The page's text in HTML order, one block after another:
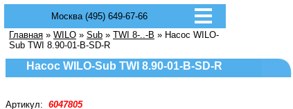
Москва (495) 649-67-66
Главная » WILO » Sub » TWI 8-..-B » Насос WILO-
Sub TWI 8.90-01-B-SD-R
Насос WILO-Sub TWI 8.90-01-B-SD-R
Артикул: 6047805